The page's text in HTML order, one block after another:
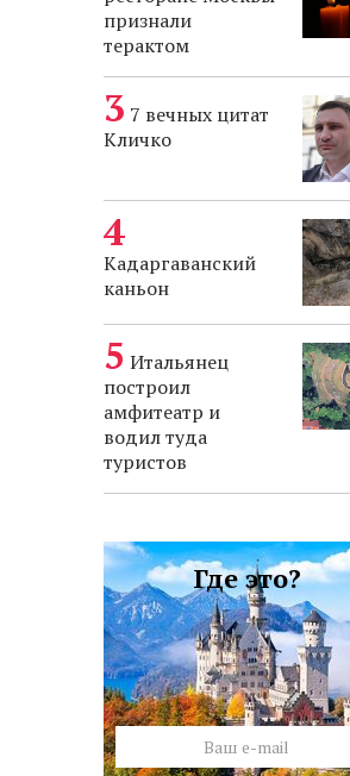
признали
терактом
7 вечных цитат
Кличко
Кадаргаванский
каньон
Итальянец
построил
амфитеатр и
водил туда
туристов
Где это?